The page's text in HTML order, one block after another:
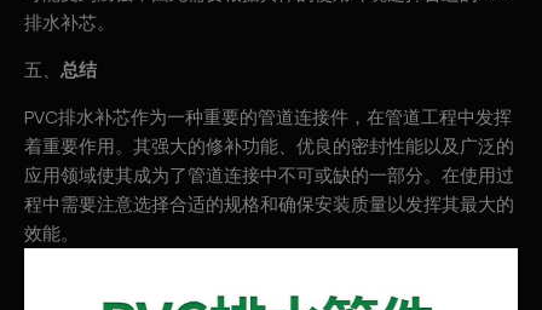
排水补芯。
五、 总结
PVC排水补芯作为一种重要的管道连接件，在管道工程中发挥
着重要作用。其强大的修补功能、优良的密封性能以及广泛的
应用领域使其成为了管道连接中不可或缺的一部分。在使用过
程中需要注意选择合适的规格和确保安装质量以发挥其最大的
效能。